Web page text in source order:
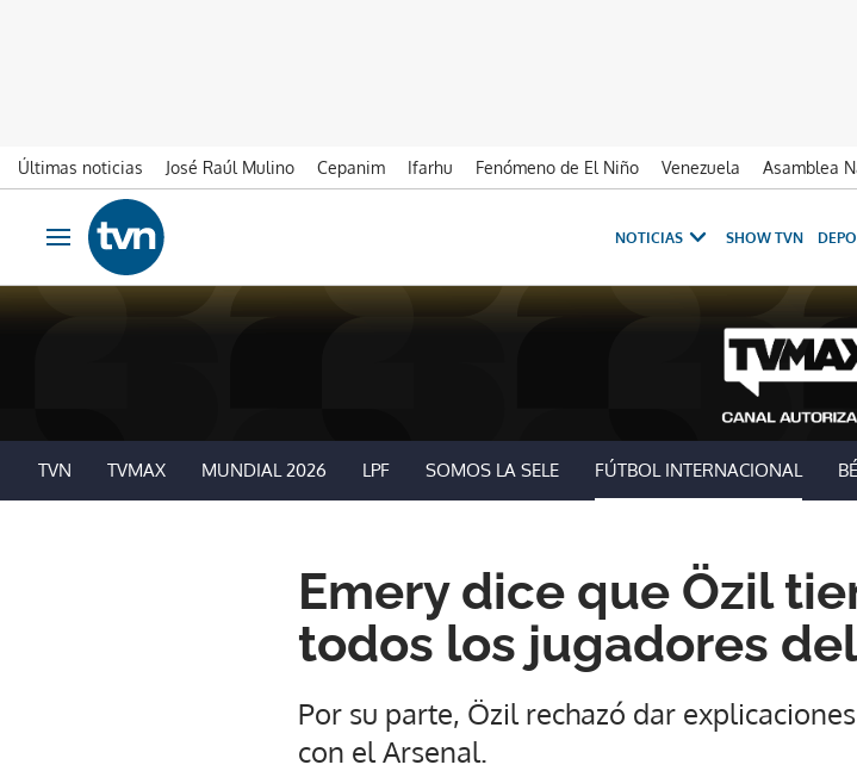
Últimas noticias José Raúl Mulino Cepanim Ifarhu Fenómeno de El Niño Venezuela Asamblea
Ir al contenido
Obrir navegació
NOTICIAS SHOW TVN
TVN TVMAX MUNDIAL 2026 LPF SOMOS LA SELE FÚTBOL INTERNACIONAL
Emery dice que Özil
todos los jugadores
Por su parte, Özil rechazó dar
con el Arsenal.